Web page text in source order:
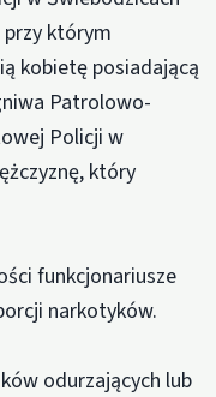
którym
kobietę posiadającą
Patrolowo-
Policji w
który
funkcjonariusze
narkotyków.
odurzających lub